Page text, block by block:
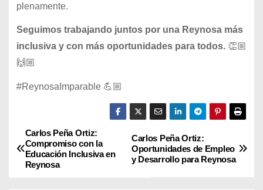
plenamente.
Seguimos trabajando juntos por una Reynosa más
inclusiva y con más oportunidades para todos.👏🏼
🙌🏼
#ReynosaImparable 💪🏼
N
a
Carlos Peña Ortiz:
Oportunidades de Empleo
y Desarrollo para Reynosa
Carlos Peña Ortiz:
Compromiso con la
Educación Inclusiva en
Reynosa